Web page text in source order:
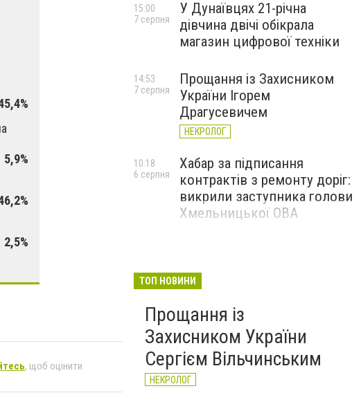
5,9%
2,5%
, щоб оцінити
У Дунаївцях 21-річна
дівчина двічі обікрала
магазин цифрової техніки
15:00
7 серпня
Прощання із Захисником
України Ігорем
Драгусевичем
НЕКРОЛОГ
14:53
7 серпня
Хабар за підписання
контрактів з ремонту доріг:
викрили заступника голови
Хмельницької ОВА
10:18
6 серпня
ТОП НОВИНИ
Прощання із
Захисником України
Сергієм Вільчинським
НЕКРОЛОГ